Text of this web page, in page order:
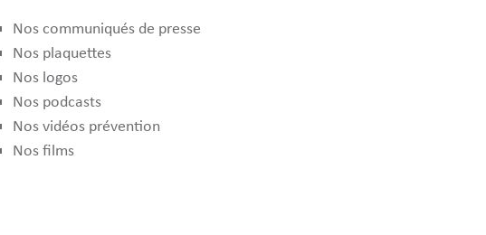
Nos communiqués de presse
Nos plaquettes
Nos logos
Nos podcasts
Nos vidéos prévention
Nos films